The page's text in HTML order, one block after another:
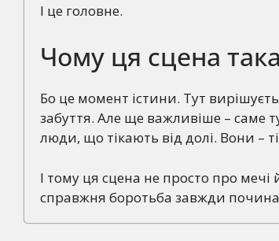
І це головне.
Чому ця сцена
Бо це момент істини. Тут
забуття. Але ще важливіше – саме
люди, що тікають від долі. Вони –
І тому ця сцена не просто про
справжня боротьба завжди